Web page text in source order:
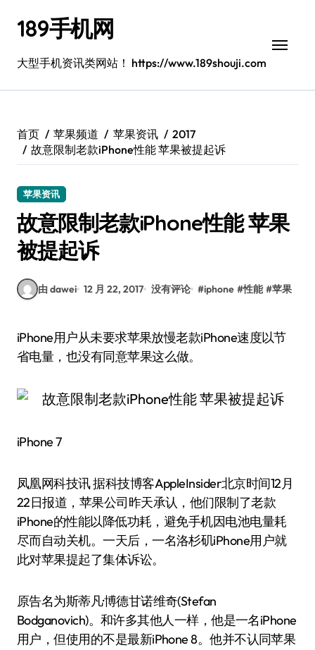
189手机网
大型手机资讯类网站！ https://www.189shouji.com
首页 苹果频道 苹果资讯
2017
故意限制老款iPhone性能 苹果被提起诉
苹果资讯
故意限制老款iPhone性能 苹果
被提起诉
由 dawei 12 月 22, 2017 没有评论 #iphone #性能 #苹果
iPhone用户从未要求苹果放慢老款iPhone速度以节
省电量，也没有同意苹果这么做。
iPhone 7
凤凰网科技讯 据科技博客AppleInsider北京时间12月
22日报道，苹果公司昨天承认，他们限制了老款
iPhone的性能以降低功耗，避免手机因电池电量耗
尽而自动关机。一天后，一名洛杉矶iPhone用户就
此对苹果提起了集体诉讼。
原告名为斯蒂凡·博德甘诺维奇(Stefan
Bodganovich)。和许多其他人一样，他是一名iPhone
用户，但使用的不是最新iPhone 8。他并不认同苹果